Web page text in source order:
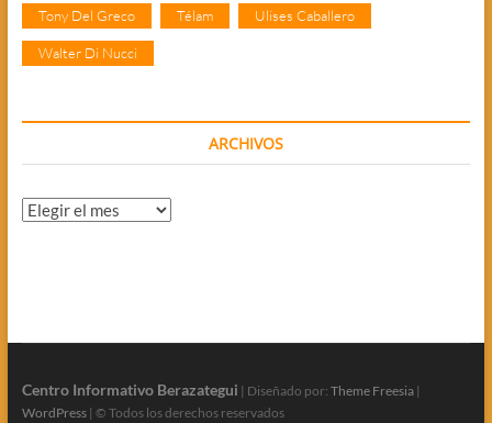
Tony Del Greco Télam Ulises Caballero
Walter Di Nucci
ARCHIVOS
Archivos
Centro Informativo Berazategui | Diseñado por: Theme Freesia|
WordPress| © Todos los derechos reservados